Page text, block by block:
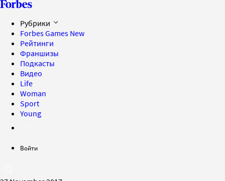
Рубрики
Forbes Games New
Рейтинги
Франшизы
Подкасты
Видео
Life
Woman
Sport
Young
Войти